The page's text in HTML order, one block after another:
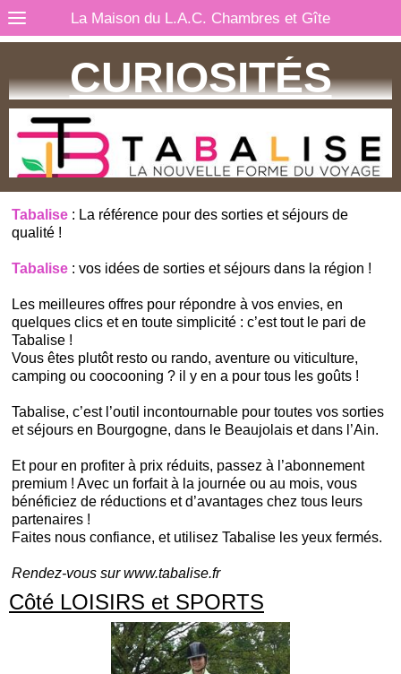
La Maison du L.A.C. Chambres et Gîte
CURIOSITÉS
Tabalise : La référence pour des sorties et séjours de
qualité !
Tabalise : vos idées de sorties et séjours dans la région !
Les meilleures offres pour répondre à vos envies, en
quelques clics et en toute simplicité : c’est tout le pari de
Tabalise !
Vous êtes plutôt resto ou rando, aventure ou viticulture,
camping ou coocooning ? il y en a pour tous les goûts !
Tabalise, c’est l’outil incontournable pour toutes vos sorties
et séjours en Bourgogne, dans le Beaujolais et dans l’Ain.
Et pour en profiter à prix réduits, passez à l’abonnement
premium ! Avec un forfait à la journée ou au mois, vous
bénéficiez de réductions et d’avantages chez tous leurs
partenaires !
Faites nous confiance, et utilisez Tabalise les yeux fermés.
Rendez-vous sur www.tabalise.fr
Côté LOISIRS et SPORTS